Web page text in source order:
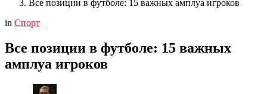
Все позиции в футболе: 15 важных амплуа игроков
in Спорт
Все позиции в футболе: 15 важных
амплуа игроков